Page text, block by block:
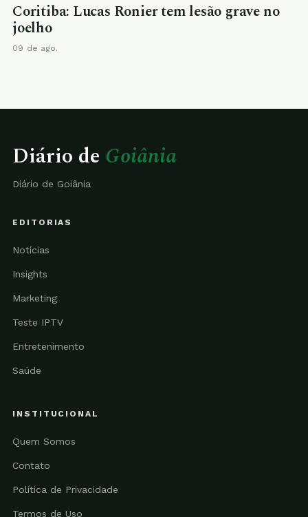
Coritiba: Lucas Ronier tem lesão grave no
joelho
09 de ago.
Diário de Goiânia
Diário de Goiânia
EDITORIAS
Notícias
Insights
Marketing
Teste IPTV
Entretenimento
Saúde
INSTITUCIONAL
Quem Somos
Contato
Política de Privacidade
Termos de Uso